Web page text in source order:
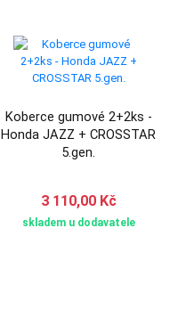
Koberce gumové 2+2ks -
Honda JAZZ + CROSSTAR
5.gen.
3 110,00 Kč
skladem u dodavatele